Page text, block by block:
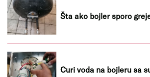
Šta ako bojler sporo
Curi voda na bojleru sa